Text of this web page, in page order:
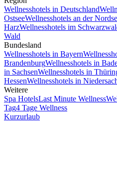
Wellnesshotels in Deutschland
OstseeWellnesshotels an der
HarzWellnesshotels im
Wald
Bundesland
Wellnesshotels in Bayern
BrandenburgWellnesshotels in
in SachsenWellnesshotels in
HessenWellnesshotels in
Weitere
Spa HotelsLast Minute Wellness
Tag4 Tage Wellness
Kurzurlaub